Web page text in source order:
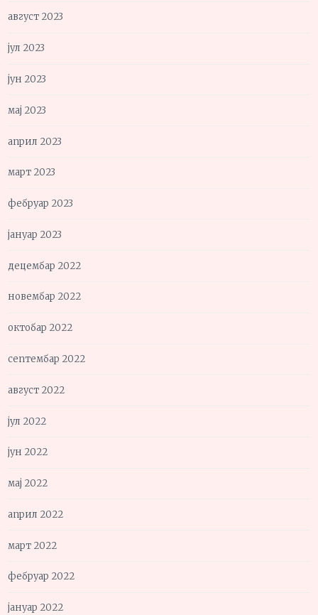
август 2023
јул 2023
јун 2023
мај 2023
април 2023
март 2023
фебруар 2023
јануар 2023
децембар 2022
новембар 2022
октобар 2022
септембар 2022
август 2022
јул 2022
јун 2022
мај 2022
април 2022
март 2022
фебруар 2022
јануар 2022